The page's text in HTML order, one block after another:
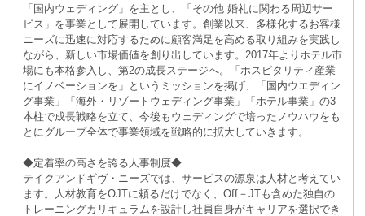
「国内ウェディング」を主とし、「その他 婚礼に関わる周辺サー
ビス」を事業として展開しています。創業以来、多様化するお客様
ニーズに迅速に対応するために顧客満足を高める取り組みを実践し
ながら、新しい市場価値を創り出しています。2017年よりホテル市
場にも本格参入し、第2の成長ステージへ。「ホスピタリティ産業
にイノベーションを」というミッションを掲げ、「国内ウエディン
グ事業」「海外・リゾートウェディング事業」「ホテル事業」の3
本柱で成長戦略を立て、今後もウェディングで培ったノウハウをも
とにグループ全体で事業領域を戦略的に拡大していきます。
◆定着率の高さを誇る人事制度◆
テイクアンドギヴ・ニーズでは、サービスの源泉は人材と考えてい
ます。人材教育をOJTに頼るだけでなく、Off－JTも含めた独自の
トレーニングカリキュラムを設計し社員自身がキャリアを選択でき